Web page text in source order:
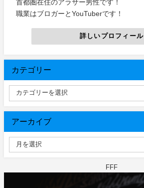
首都圏在住のアラサー男性です！
職業はブロガーとYouTuberです！
詳しいプロフィール
カテゴリー
アーカイブ
FFF